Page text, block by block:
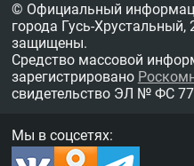
© Официальный
города Гусь-Хрустальный,
защищены.
Средство массовой
зарегистрировано
свидетельство ЭЛ № ФС 77
Мы в соцсетях: